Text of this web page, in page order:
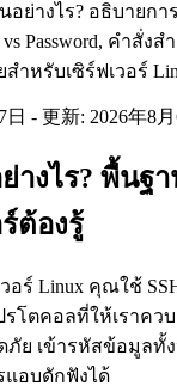
อย่างไร? อธิบายกา
vs Password, คำสั่
ำหรับเซิร์ฟเวอร์
日 - 更新: 2026年8月
ย่างไร? พื้น
ต้องรู้
อร์ Linux คุณใช้
ปรโตคอลที่ให้เราคว
ภัย เข้ารหัสข้อมูลทั้
อบดักฟังได้